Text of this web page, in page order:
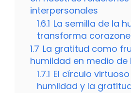
interpersonales
1.6.1 La semilla de la
transforma
1.7 La gratitud como
humildad en medio
1.7.1 El círculo
humildad y la